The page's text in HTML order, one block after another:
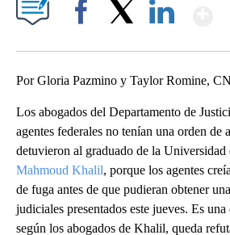
Por Gloria Pazmino y Taylor Romine,
Los abogados del Departamento de
agentes federales no tenían una orden de
detuvieron al graduado de la Universidad
Mahmoud Khalil, porque los agentes
de fuga antes de que pudieran obtener
judiciales presentados este jueves. Es
según los abogados de Khalil, queda